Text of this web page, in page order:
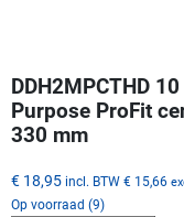
DDH2MPCTHD
Purpose ProFit
330 mm
€ 18,95 incl. BTW € 15,66
Op voorraad (9)